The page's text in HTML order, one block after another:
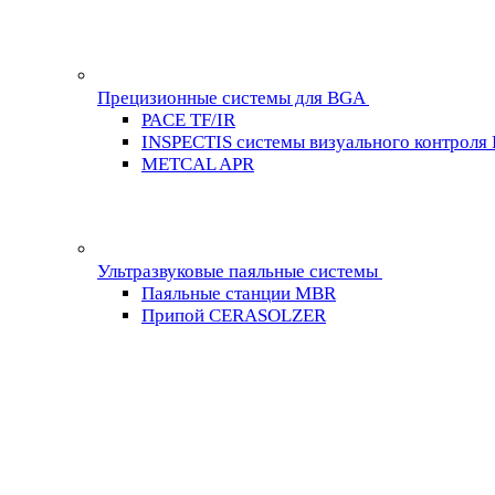
Прецизионные системы для BGA
PACE TF/IR
INSPECTIS системы визуального контроля
METCAL APR
Ультразвуковые паяльные системы
Паяльные станции MBR
Припой CERASOLZER